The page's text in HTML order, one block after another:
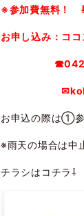
※参加費無料！
お申し込み：コ
☎042-
お申込の際は①
※雨天の場合は中
チラシはコチラ⇩